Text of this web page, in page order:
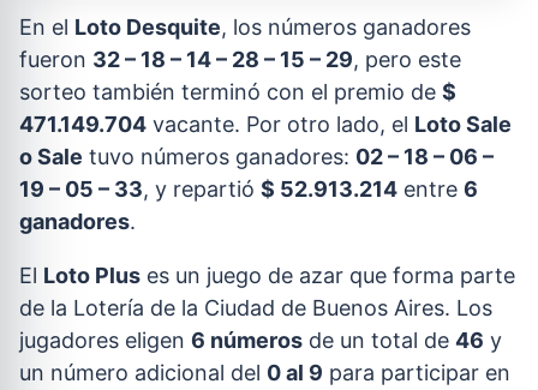
En el Loto Desquite, los números ganadores
fueron 32 – 18 – 14 – 28 – 15 – 29, pero este
sorteo también terminó con el premio de $
471.149.704 vacante. Por otro lado, el Loto Sale
o Sale tuvo números ganadores: 02 – 18 – 06 –
19 – 05 – 33, y repartió $ 52.913.214 entre 6
ganadores.
El Loto Plus es un juego de azar que forma parte
de la Lotería de la Ciudad de Buenos Aires. Los
jugadores eligen 6 números de un total de 46 y
un número adicional del 0 al 9 para participar en